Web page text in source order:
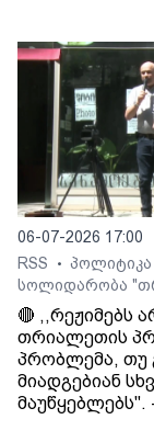
06-07-2026 17:00
RSS
• პოლიტიკა
სოლიდარობა
🔴 ,,რეჟიმებს
თრიალეთის
პრობლემა, თუ
მიადგებიან